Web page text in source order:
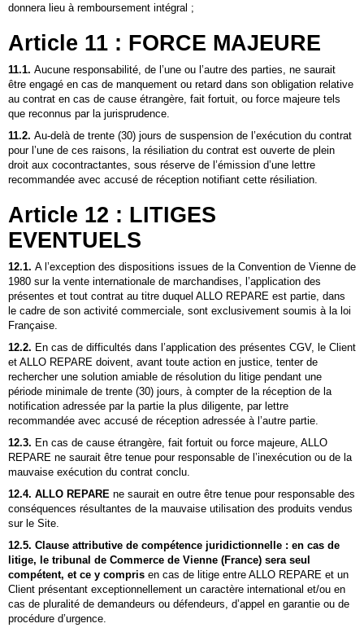
donnera lieu à remboursement intégral ;
Article 11 : FORCE MAJEURE
11.1. Aucune responsabilité, de l’une ou l’autre des parties, ne saurait
être engagé en cas de manquement ou retard dans son obligation relative
au contrat en cas de cause étrangère, fait fortuit, ou force majeure tels
que reconnus par la jurisprudence.
11.2. Au-delà de trente (30) jours de suspension de l’exécution du contrat
pour l’une de ces raisons, la résiliation du contrat est ouverte de plein
droit aux cocontractantes, sous réserve de l’émission d’une lettre
recommandée avec accusé de réception notifiant cette résiliation.
Article 12 : LITIGES
EVENTUELS
12.1. A l’exception des dispositions issues de la Convention de Vienne de
1980 sur la vente internationale de marchandises, l’application des
présentes et tout contrat au titre duquel ALLO REPARE est partie, dans
le cadre de son activité commerciale, sont exclusivement soumis à la loi
Française.
12.2. En cas de difficultés dans l’application des présentes CGV, le Client
et ALLO REPARE doivent, avant toute action en justice, tenter de
rechercher une solution amiable de résolution du litige pendant une
période minimale de trente (30) jours, à compter de la réception de la
notification adressée par la partie la plus diligente, par lettre
recommandée avec accusé de réception adressée à l’autre partie.
12.3. En cas de cause étrangère, fait fortuit ou force majeure, ALLO
REPARE ne saurait être tenue pour responsable de l’inexécution ou de la
mauvaise exécution du contrat conclu.
12.4. ALLO REPARE ne saurait en outre être tenue pour responsable des
conséquences résultantes de la mauvaise utilisation des produits vendus
sur le Site.
12.5. Clause attributive de compétence juridictionnelle : en cas de
litige, le tribunal de Commerce de Vienne (France) sera seul
compétent, et ce y compris en cas de litige entre ALLO REPARE et un
Client présentant exceptionnellement un caractère international et/ou en
cas de pluralité de demandeurs ou défendeurs, d’appel en garantie ou de
procédure d’urgence.